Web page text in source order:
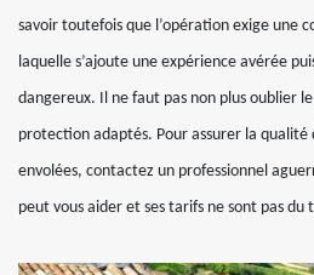
savoir toutefois que l’opération exige une
laquelle s’ajoute une expérience avérée
dangereux. Il ne faut pas non plus oublier
protection adaptés. Pour assurer la qualité
envolées, contactez un professionnel
peut vous aider et ses tarifs ne sont pas du